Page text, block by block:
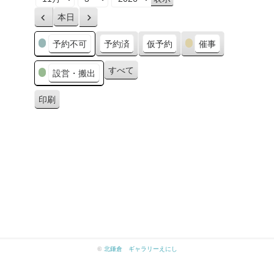
月
日
年
前
へ
本日
次
へ
カ
テ
ゴ
リ
ー
予約不可 予約済 仮予約 催事
設営・搬出 すべて
印刷
© 北鎌倉 ギャラリーえにし